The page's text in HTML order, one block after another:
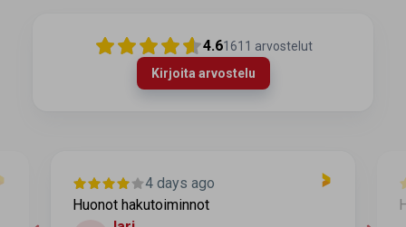
4.61611 arvostelut
Kirjoita arvostelu
4 days ago
Huonot hakutoiminnot